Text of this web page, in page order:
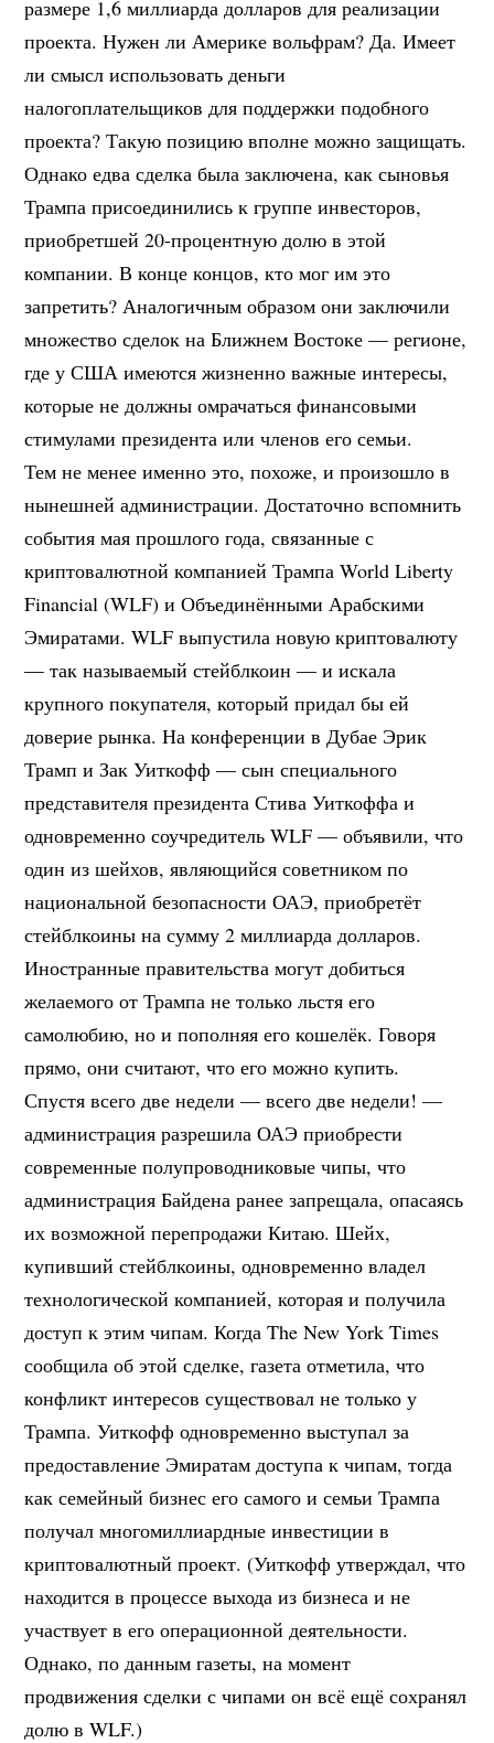
размере 1,6 миллиарда долларов для реализации
проекта. Нужен ли Америке вольфрам? Да. Имеет
ли смысл использовать деньги
налогоплательщиков для поддержки подобного
проекта? Такую позицию вполне можно защищать.
Однако едва сделка была заключена, как сыновья
Трампа присоединились к группе инвесторов,
приобретшей 20-процентную долю в этой
компании. В конце концов, кто мог им это
запретить? Аналогичным образом они заключили
множество сделок на Ближнем Востоке — регионе,
где у США имеются жизненно важные интересы,
которые не должны омрачаться финансовыми
стимулами президента или членов его семьи.
Тем не менее именно это, похоже, и произошло в
нынешней администрации. Достаточно вспомнить
события мая прошлого года, связанные с
криптовалютной компанией Трампа World Liberty
Financial (WLF) и Объединёнными Арабскими
Эмиратами. WLF выпустила новую криптовалюту
— так называемый стейблкоин — и искала
крупного покупателя, который придал бы ей
доверие рынка. На конференции в Дубае Эрик
Трамп и Зак Уиткофф — сын специального
представителя президента Стива Уиткоффа и
одновременно соучредитель WLF — объявили, что
один из шейхов, являющийся советником по
национальной безопасности ОАЭ, приобретёт
стейблкоины на сумму 2 миллиарда долларов.
Иностранные правительства могут добиться
желаемого от Трампа не только льстя его
самолюбию, но и пополняя его кошелёк. Говоря
прямо, они считают, что его можно купить.
Спустя всего две недели — всего две недели! —
администрация разрешила ОАЭ приобрести
современные полупроводниковые чипы, что
администрация Байдена ранее запрещала, опасаясь
их возможной перепродажи Китаю. Шейх,
купивший стейблкоины, одновременно владел
технологической компанией, которая и получила
доступ к этим чипам. Когда The New York Times
сообщила об этой сделке, газета отметила, что
конфликт интересов существовал не только у
Трампа. Уиткофф одновременно выступал за
предоставление Эмиратам доступа к чипам, тогда
как семейный бизнес его самого и семьи Трампа
получал многомиллиардные инвестиции в
криптовалютный проект. (Уиткофф утверждал, что
находится в процессе выхода из бизнеса и не
участвует в его операционной деятельности.
Однако, по данным газеты, на момент
продвижения сделки с чипами он всё ещё сохранял
долю в WLF.)